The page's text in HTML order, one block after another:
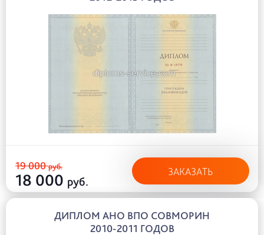
19 000руб.
18 000 руб.
ЗАКАЗАТЬ
ДИПЛОМ АНО ВПО СОВМОРИН
2010-2011 ГОДОВ